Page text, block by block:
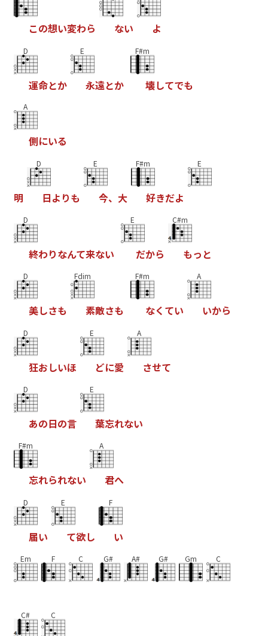
この想い変わら ない よ
D
運命とか
E
永遠とか
F#m
壊してでも
A
側にいる
明
D
日よ りも
E
今、 大
F#m
好きだよ
E
D
終わりなんて来ない
E
だから
C#m
もっ と
D
美しさも
Fdim
素敵さも
F#m
なく てい
A
いから
D
狂おしいほ
E
どに愛
A
させて
D
あの日の言
E
葉忘れない
F#m
忘れられない
A
君へ
D
届い
E
て欲し
F
い
Em F C G# A# G# Gm C
C# C